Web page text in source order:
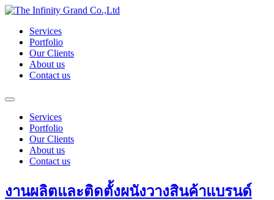
Skip
contentServices
Portfolio
Our Clients
About us
Contact us
Services
Portfolio
Our Clients
About us
Contact us
งานผลิตและติดตั้งผนังวางสินค้าแบรนด์